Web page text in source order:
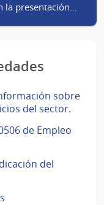
la presentación…
sobre
del sector.
de Empleo
del